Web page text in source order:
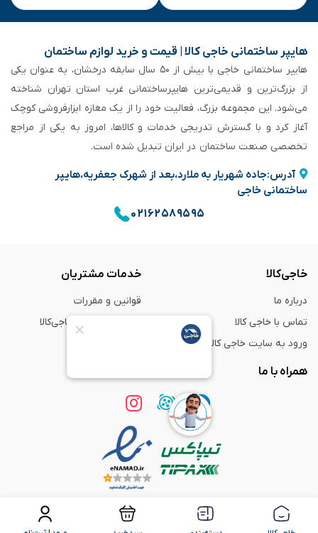
هایپر ساختمانی خاجی‌ کالا | قیمت و خرید لوازم ساختمان
هایپر ساختمانی خاجی‌ با بیش از ۵۰ سال سابقه‌ درخشان، به عنوان یکی
از بزرگ‌ترین و قدیمی‌ترین هایپرساختمانی‌ غرب استان تهران شناخته
می‌شود. این مجموعه بزرگ، فعالیت خود را از یک مغازه ابزارفروشی کوچک
آغاز کرد و با گسترش تدریجی خدمات و کالاها، امروز به یکی از مراجع
تخصصی صنعت ساختمان در ایران تبدیل شده است.
آدرس:جاده شهریار به ملارد،بعد از شهرک جعفریه،هایپر
ساختمانی خاجی
۰۲۱۶۲۵۸۹۵۹۵
خاجی‌کالا
درباره ما
تماس با خاجی کالا
ورود به سایت خاجی‌ کالا
خدمات مشتریان
قوانین و مقررات
راهنمای خرید از خاجی‌کالا
همراه با ما
استفاده از مطالب فروشگاه اینترنتی خاجی‌ کالا
فقط برای مقاصد غیر تجاری و با ذکر